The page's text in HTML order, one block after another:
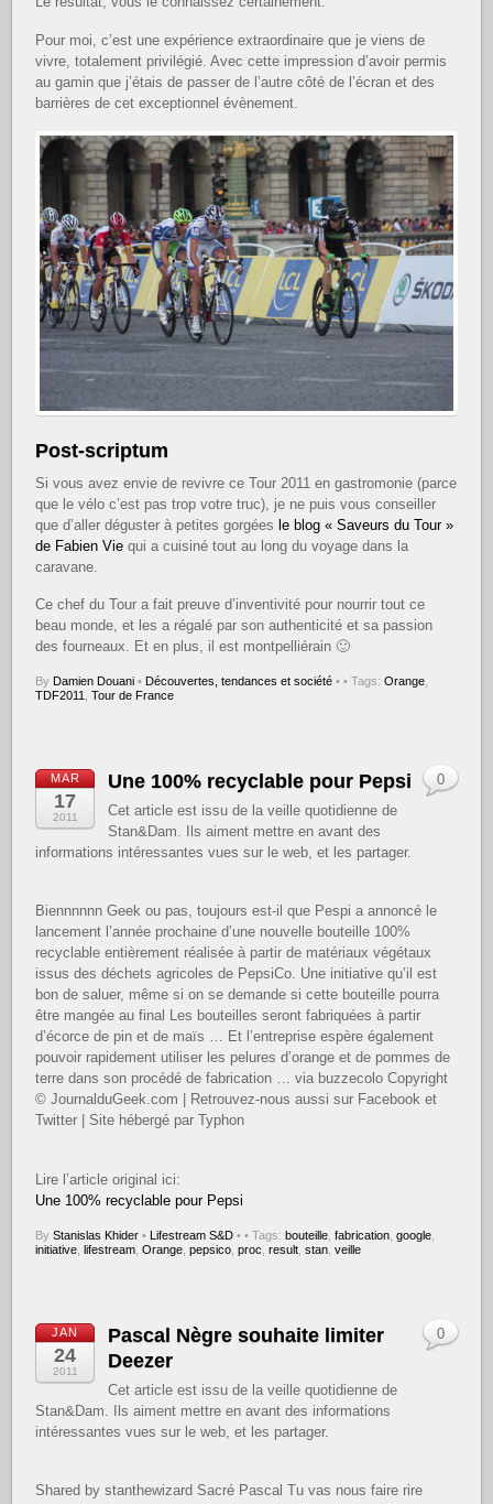
Pour moi, c’est une expérience extraordinaire que je viens de
vivre, totalement privilégié. Avec cette impression d’avoir permis
au gamin que j’étais de passer de l’autre côté de l’écran et des
barrières de cet exceptionnel évènement.
Post-scriptum
Si vous avez envie de revivre ce Tour 2011 en gastromonie (parce
que le vélo c’est pas trop votre truc), je ne puis vous conseiller
que d’aller déguster à petites gorgées le blog « Saveurs du Tour »
de Fabien Vie qui a cuisiné tout au long du voyage dans la
caravane.
Ce chef du Tour a fait preuve d’inventivité pour nourrir tout ce
beau monde, et les a régalé par son authenticité et sa passion
des fourneaux. Et en plus, il est montpelliérain 🙂
By Damien Douani • Découvertes, tendances et société • • Tags:Orange
TDF2011
,Tour de France
MAR
17
2011
Une 100% recyclable pour Pepsi
Cet article est issu de la veille quotidienne de
Stan&Dam. Ils aiment mettre en avant des
informations intéressantes vues sur le web, et les partager.
Biennnnnn Geek ou pas, toujours est-il que Pespi a annoncé le
lancement l’année prochaine d’une nouvelle bouteille 100%
recyclable entièrement réalisée à partir de matériaux végétaux
issus des déchets agricoles de PepsiCo. Une initiative qu’il est
bon de saluer, même si on se demande si cette bouteille pourra
être mangée au final Les bouteilles seront fabriquées à partir
d’écorce de pin et de maïs … Et l’entreprise espère également
pouvoir rapidement utiliser les pelures d’orange et de pommes de
terre dans son procédé de fabrication … via buzzecolo Copyright
© JournalduGeek.com | Retrouvez-nous aussi sur Facebook et
Twitter | Site hébergé par Typhon
Lire l’article original ici:
Une 100% recyclable pour Pepsi
ByStanislas Khider • Lifestream S&D •
0
• Tags:bouteille ,fabrication ,google
initiative ,lifestream ,Orange ,pepsico ,proc ,result ,stan ,veille
JAN
24
2011
Pascal Nègre souhaite limiter
Deezer
Cet article est issu de la veille quotidienne de
Stan&Dam. Ils aiment mettre en avant des informations
intéressantes vues sur le web, et les partager.
Shared by stanthewizard Sacré Pascal Tu vas nous faire rire
0